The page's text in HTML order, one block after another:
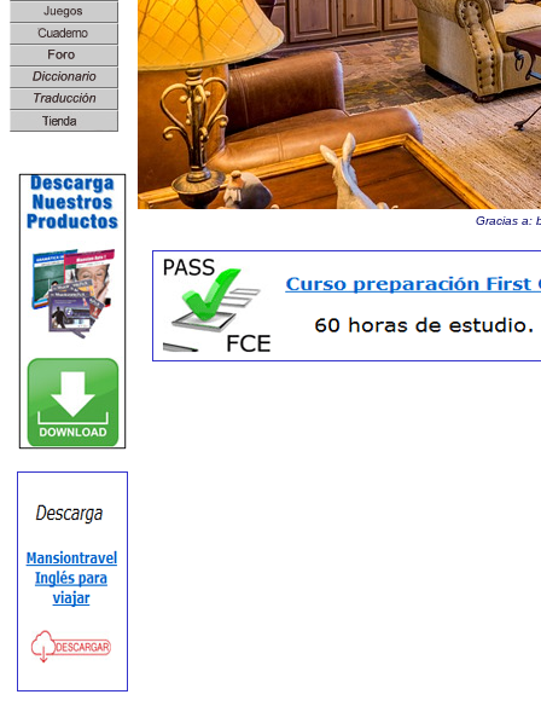
Gracias a: